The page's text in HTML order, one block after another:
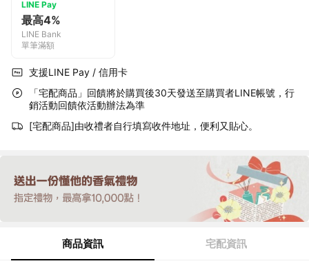
LINE Pay
最高4%
LINE Bank
單筆滿額
支援LINE Pay / 信用卡
「宅配商品」回饋將於購買後30天發送至購買者LINE帳號，行
銷活動回饋依活動辦法為準
[宅配商品]由收禮者自行填寫收件地址，便利又貼心。
商品資訊 宅配資訊